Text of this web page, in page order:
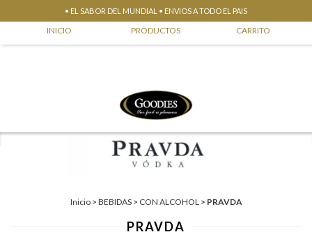
• EL SABOR DEL MUNDIAL • ENVIOS A TODO EL PAIS
INICIO PRODUCTOS CARRITO
Inicio > BEBIDAS > CON ALCOHOL > PRAVDA
PRAVDA